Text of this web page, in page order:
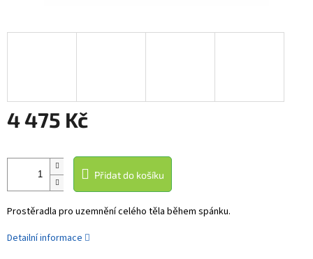
4 475 Kč
cena:
Přidat do košíku
Prostěradla pro uzemněnícelého těla během spánku.
Detailní informace